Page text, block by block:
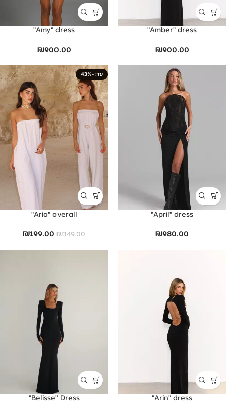
Amber" dress"
₪900.00
Amy" dress"
₪900.00
April" dress"
₪980.00
-43%
Aria" overall"
₪349.00
₪199.00
Arin" dress"
Belisse" Dress"